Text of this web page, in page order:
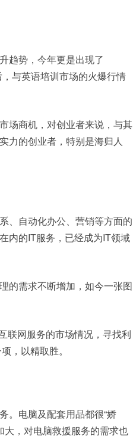
趋势，今年更是出现了
与英语培训市场的火爆行情
场商机，对创业者来说，与其
力的创业者，特别是海归人
、自动化办公、营销等方面的
内的IT服务，已经成为IT领域
的需求不断增加，如今一张图
联网服务的市场情况，寻找利
，以精取胜。
。电脑及配套用品都很“娇
大，对电脑救援服务的需求也